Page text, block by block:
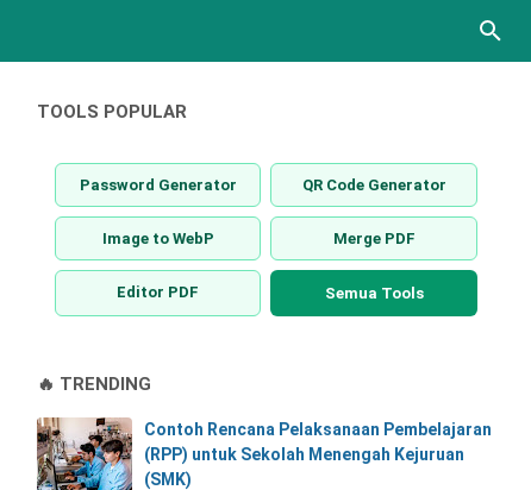
TOOLS POPULAR
Password Generator QR Code Generator
Image to WebP Merge PDF
Editor PDF Semua Tools
🔥 TRENDING
Contoh Rencana Pelaksanaan Pembelajaran
(RPP) untuk Sekolah Menengah Kejuruan
(SMK)